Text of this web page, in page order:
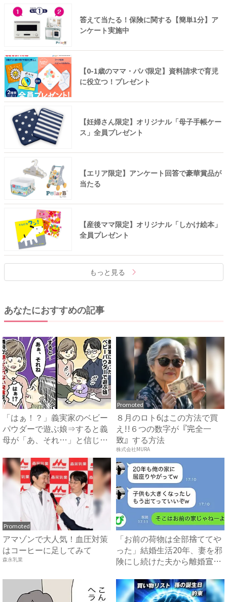
答えて当たる！保険に関する【簡単1分】ア
ンケート実施中
【0-1歳のママ・パパ限定】資料請求で育児
に役立つ！プレゼント
【妊婦さん限定】オリジナル「母子手帳ケー
ス」全員プレゼント
【エリア限定】アンケート回答で豪華賞品が
当たる
【産後ママ限定】オリジナル「しかけ絵本」
全員プレゼント
もっと見る
あなたにおすすめの記事
「はぁ！？」義実家のベビー
パウダーで遊ぶ娘⇒すると義
母が「あ、それ…」と信じら
Promoted
８月のロト6はこの方法で買
え!!６つの数字が『完全一
致』する方法
株式会社MURA
Promoted
アマゾンで大人気！血圧対策
はコーヒーに足してみて
森永乳業
「お前の荷物は全部捨ててや
った」結婚生活20年、妻を邪
険にし続けた夫から離婚宣